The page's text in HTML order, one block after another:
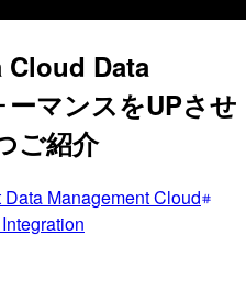
Cloud Data
マンスをUPさせ
ご紹介
Management Cloud